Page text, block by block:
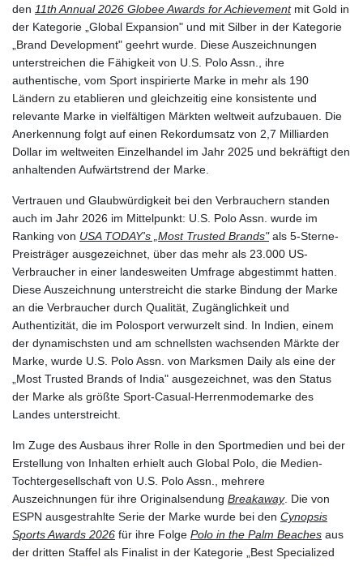
den 11th Annual 2026 Globee Awards for Achievementmit Gold in
der Kategorie „Global Expansion" und mit Silber in der Kategorie
„Brand Development" geehrt wurde. Diese Auszeichnungen
unterstreichen die Fähigkeit von U.S. Polo Assn., ihre
authentische, vom Sport inspirierte Marke in mehr als 190
Ländern zu etablieren und gleichzeitig eine konsistente und
relevante Marke in vielfältigen Märkten weltweit aufzubauen. Die
Anerkennung folgt auf einen Rekordumsatz von 2,7 Milliarden
Dollar im weltweiten Einzelhandel im Jahr 2025 und bekräftigt den
anhaltenden Aufwärtstrend der Marke.
Vertrauen und Glaubwürdigkeit bei den Verbrauchern standen
auch im Jahr 2026 im Mittelpunkt: U.S. Polo Assn. wurde im
Ranking von USA TODAY's „Most Trusted Brands"als 5-Sterne-
Preisträger ausgezeichnet, über das mehr als 23.000 US-
Verbraucher in einer landesweiten Umfrage abgestimmt hatten.
Diese Auszeichnung unterstreicht die starke Bindung der Marke
an die Verbraucher durch Qualität, Zugänglichkeit und
Authentizität, die im Polosport verwurzelt sind. In Indien, einem
der dynamischsten und am schnellsten wachsenden Märkte der
Marke, wurde U.S. Polo Assn. von Marksmen Daily als eine der
„Most Trusted Brands of India" ausgezeichnet, was den Status
der Marke als größte Sport-Casual-Herrenmodemarke des
Landes unterstreicht.
Im Zuge des Ausbaus ihrer Rolle in den Sportmedien und bei der
Erstellung von Inhalten erhielt auch Global Polo, die Medien-
Tochtergesellschaft von U.S. Polo Assn., mehrere
Auszeichnungen für ihre Originalsendung Breakaway. Die von
ESPN ausgestrahlte Serie der Marke wurde bei den Cynopsis
Sports Awards 2026 für ihre Folge Polo in the Palm Beaches aus
der dritten Staffel als Finalist in der Kategorie „Best Specialized